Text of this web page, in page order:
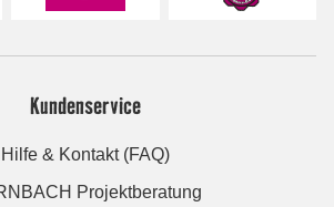
Kundenservice
Hilfe & Kontakt (FAQ)
Projektberatung